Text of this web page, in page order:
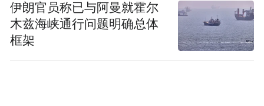
伊朗官员称已与阿曼就霍尔
木兹海峡通行问题明确总体
框架